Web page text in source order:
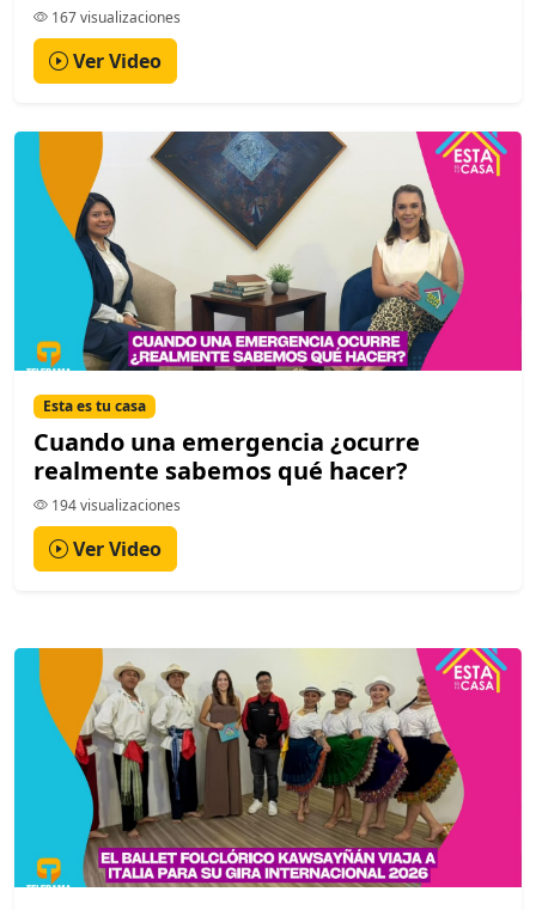
167 visualizaciones
Ver Video
Esta es tu casa
Cuando una emergencia ¿ocurre
realmente sabemos qué hacer?
194 visualizaciones
Ver Video